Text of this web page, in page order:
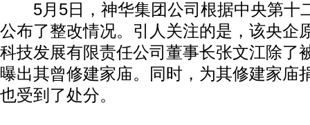
5月5日，神华集团公司根据中央第十
公布了整改情况。引人关注的是，该央企
科技发展有限责任公司董事长张文江除了
曝出其曾修建家庙。同时，为其修建家庙
也受到了处分。